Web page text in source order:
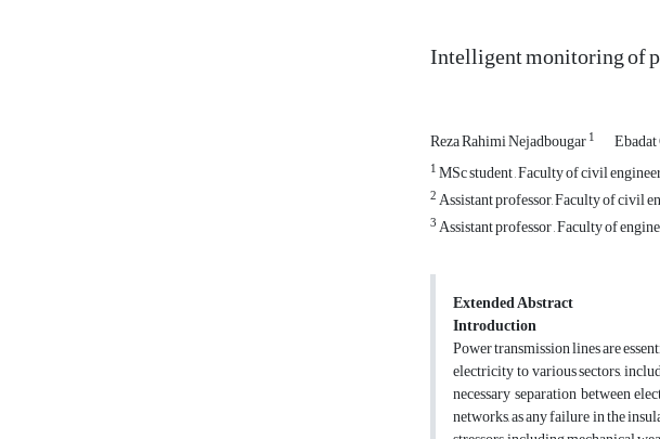
Intelligent monitoring of
Reza Rahimi Nejadbougar1
1MSc student , Faculty of civil
2Assistant professor, Faculty of civil
3Assistant professor , Faculty of
Extended Abstract
Introduction
Power transmission lines are
electricity to various sectors,
necessary separation between
networks, as any failure in the